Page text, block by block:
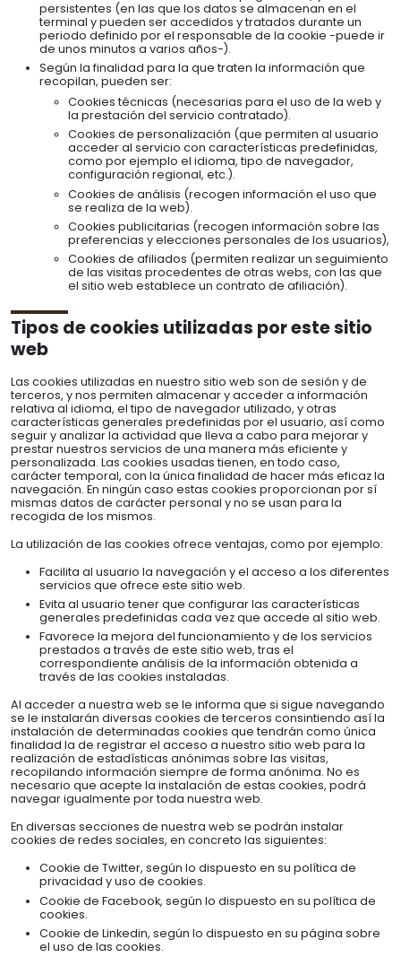
persistentes (en las que los datos se almacenan en el
terminal y pueden ser accedidos y tratados durante un
periodo definido por el responsable de la cookie -puede ir
de unos minutos a varios años-).
Según la finalidad para la que traten la información que
recopilan, pueden ser:
Cookies técnicas (necesarias para el uso de la web y
la prestación del servicio contratado).
Cookies de personalización (que permiten al usuario
acceder al servicio con características predefinidas,
como por ejemplo el idioma, tipo de navegador,
configuración regional, etc.).
Cookies de análisis (recogen información el uso que
se realiza de la web).
Cookies publicitarias (recogen información sobre las
preferencias y elecciones personales de los usuarios),
Cookies de afiliados (permiten realizar un seguimiento
de las visitas procedentes de otras webs, con las que
el sitio web establece un contrato de afiliación).
Tipos de cookies utilizadas por este sitio
web
Las cookies utilizadas en nuestro sitio web son de sesión y de
terceros, y nos permiten almacenar y acceder a información
relativa al idioma, el tipo de navegador utilizado, y otras
características generales predefinidas por el usuario, así como
seguir y analizar la actividad que lleva a cabo para mejorar y
prestar nuestros servicios de una manera más eficiente y
personalizada. Las cookies usadas tienen, en todo caso,
carácter temporal, con la única finalidad de hacer más eficaz la
navegación. En ningún caso estas cookies proporcionan por sí
mismas datos de carácter personal y no se usan para la
recogida de los mismos.
La utilización de las cookies ofrece ventajas, como por ejemplo:
Facilita al usuario la navegación y el acceso a los diferentes
servicios que ofrece este sitio web.
Evita al usuario tener que configurar las características
generales predefinidas cada vez que accede al sitio web.
Favorece la mejora del funcionamiento y de los servicios
prestados a través de este sitio web, tras el
correspondiente análisis de la información obtenida a
través de las cookies instaladas.
Al acceder a nuestra web se le informa que si sigue navegando
se le instalarán diversas cookies de terceros consintiendo así la
instalación de determinadas cookies que tendrán como única
finalidad la de registrar el acceso a nuestro sitio web para la
realización de estadísticas anónimas sobre las visitas,
recopilando información siempre de forma anónima. No es
necesario que acepte la instalación de estas cookies, podrá
navegar igualmente por toda nuestra web.
En diversas secciones de nuestra web se podrán instalar
cookies de redes sociales, en concreto las siguientes:
Cookie de Twitter, según lo dispuesto en su política de
privacidad y uso de cookies.
Cookie de Facebook, según lo dispuesto en su política de
cookies.
Cookie de Linkedin, según lo dispuesto en su página sobre
el uso de las cookies.